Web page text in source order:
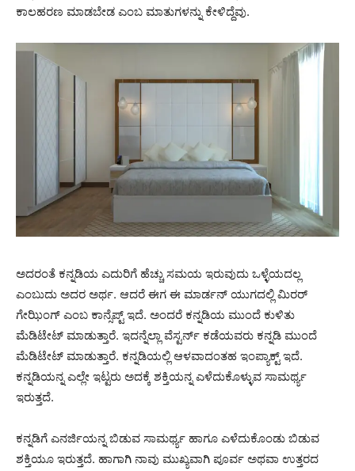
ಕಾಲಹರಣ ಮಾಡಬೇಡ ಎಂಬ ಮಾತುಗಳನ್ನು ಕೇಳಿದ್ದೆವು.
ಅದರಂತೆ ಕನ್ನಡಿಯ ಎದುರಿಗೆ ಹೆಚ್ಚು ಸಮಯ ಇರುವುದು ಒಳ್ಳೆಯದಲ್ಲ
ಎಂಬುದು ಅದರ ಅರ್ಥ. ಆದರೆ ಈಗ ಈ ಮಾರ್ಡನ್ ಯುಗದಲ್ಲಿ ಮಿರರ್
ಗೇಝಿಂಗ್ ಎಂಬ ಕಾನ್ಸೆಪ್ಟ್ ಇದೆ. ಅಂದರೆ ಕನ್ನಡಿಯ ಮುಂದೆ ಕುಳಿತು
ಮೆಡಿಟೇಟ್ ಮಾಡುತ್ತಾರೆ. ಇದನ್ನೆಲ್ಲಾ ವೆಸ್ಟರ್ನ್ ಕಡೆಯವರು ಕನ್ನಡಿ ಮುಂದೆ
ಮೆಡಿಟೇಟ್ ಮಾಡುತ್ತಾರೆ. ಕನ್ನಡಿಯಲ್ಲಿ ಆಳವಾದಂತಹ ಇಂಪ್ಯಾಕ್ಟ್ ಇದೆ.
ಕನ್ನಡಿಯನ್ನ ಎಲ್ಲೇ ಇಟ್ಟರು ಅದಕ್ಕೆ ಶಕ್ತಿಯನ್ನ ಎಳೆದುಕೊಳ್ಳುವ ಸಾಮರ್ಥ್ಯ
ಇರುತ್ತದೆ.
ಕನ್ನಡಿಗೆ ಎನರ್ಜಿಯನ್ನ ಬಿಡುವ ಸಾಮರ್ಥ್ಯ ಹಾಗೂ ಎಳೆದುಕೊಂಡು ಬಿಡುವ
ಶಕ್ತಿಯೂ ಇರುತ್ತದೆ. ಹಾಗಾಗಿ ನಾವು ಮುಖ್ಯವಾಗಿ ಪೂರ್ವ ಅಥವಾ ಉತ್ತರದ